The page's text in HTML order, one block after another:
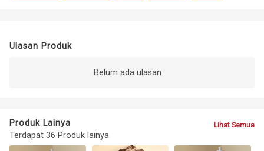
Ulasan Produk
Belum ada ulasan
Produk Lainya
Terdapat 36 Produk lainya
Lihat Semua